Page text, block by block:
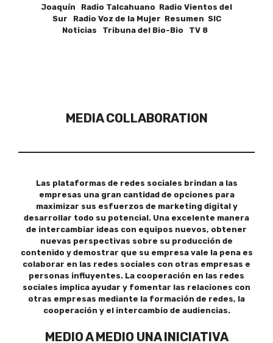
Joaquín Radio Talcahuano Radio Vientos del
Sur Radio Voz de la Mujer Resumen SIC
Noticias Tribuna del Bio-Bio TV 8
MEDIA COLLABORATION
Las plataformas de redes sociales brindan a las
empresas una gran cantidad de opciones para
maximizar sus esfuerzos de marketing digital y
desarrollar todo su potencial. Una excelente manera
de intercambiar ideas con equipos nuevos, obtener
nuevas perspectivas sobre su producción de
contenido y demostrar que su empresa vale la pena es
colaborar en las redes sociales con otras empresas e
personas influyentes. La cooperación en las redes
sociales implica ayudar y fomentar las relaciones con
otras empresas mediante la formación de redes, la
cooperación y el intercambio de audiencias.
MEDIO A MEDIO UNA INICIATIVA